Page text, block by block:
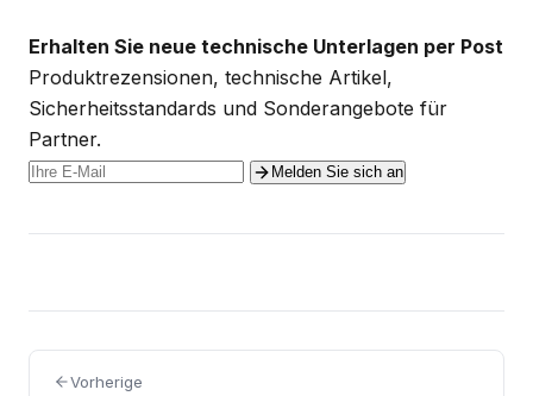
Erhalten Sie neue technische Unterlagen per Post
Produktrezensionen, technische Artikel,
Sicherheitsstandards und Sonderangebote für
Partner.
Melden Sie sich an
Vorherige